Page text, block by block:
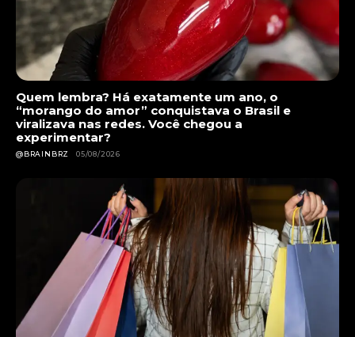
Quem lembra? Há exatamente um ano, o
“morango do amor” conquistava o Brasil e
viralizava nas redes. Você chegou a
experimentar?
@BRAINBRZ 05/08/2026